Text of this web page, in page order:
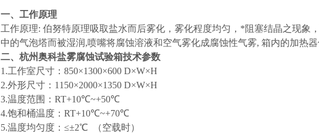
一、工作原理
工作原理: 伯努特原理吸取盐水而后雾化，雾化程度均匀，*阻塞结晶之现象
中的气泡塔而被湿润,喷嘴将腐蚀溶液和空气雾化成腐蚀性气雾, 箱内的加热器
二、杭州奥科盐雾腐蚀试验箱技术参数
1.工作室尺寸：850×1300×600 D×W×H
2.外形尺寸：1150×2000×1350 D×W×H
3.温度范围：RT+10℃~+50℃
4.饱和桶温度：RT+10℃~+70℃
5.温度均匀度：≤±2℃ （空载时）